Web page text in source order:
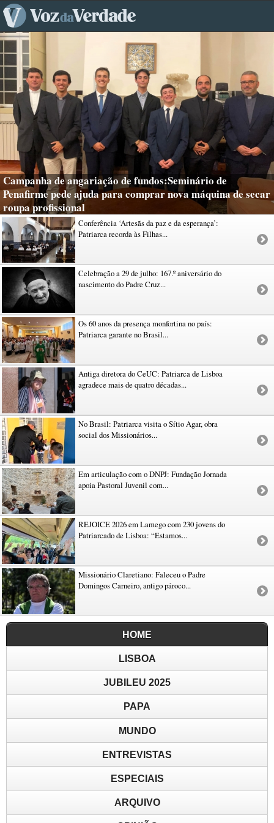
Campanha de angariação de fundos:Seminário de
Penafirme pede ajuda para comprar nova máquina de secar
roupa profissional
Conferência ‘Artesãs da paz e da esperança’:
Patriarca recorda às Filhas...
Celebração a 29 de julho: 167.º aniversário do
nascimento do Padre Cruz...
Os 60 anos da presença monfortina no país:
Patriarca garante no Brasil...
Antiga diretora do CeUC: Patriarca de Lisboa
agradece mais de quatro décadas...
No Brasil: Patriarca visita o Sítio Agar, obra
social dos Missionários...
Em articulação com o DNPJ: Fundação Jornada
apoia Pastoral Juvenil com...
REJOICE 2026 em Lamego com 230 jovens do
Patriarcado de Lisboa: “Estamos...
Missionário Claretiano: Faleceu o Padre
Domingos Carneiro, antigo pároco...
HOME
LISBOA
JUBILEU 2025
PAPA
MUNDO
ENTREVISTAS
ESPECIAIS
ARQUIVO